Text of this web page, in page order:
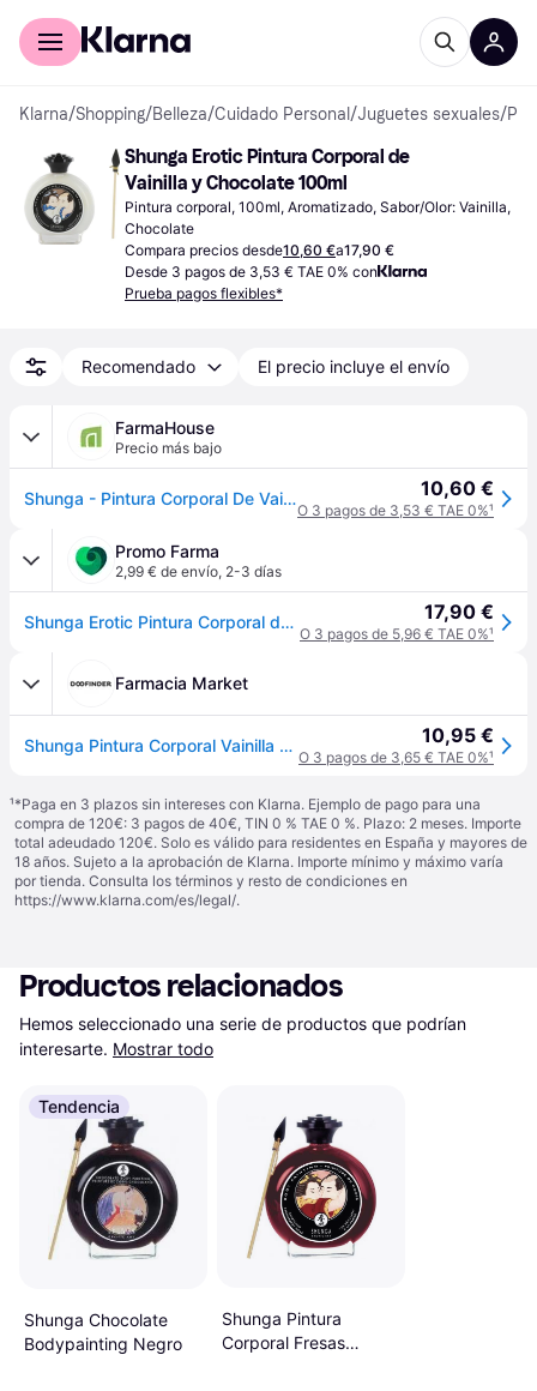
Comprar con Klarna
Klarna/Shopping/Belleza/Cuidado Personal /Juguetes sexuales/
Shunga Erotic Pintura Corporal de
Vainilla y Chocolate 100ml
Pintura corporal, 100ml, Aromatizado, Sabor/Olor: Vainilla,
Chocolate
Compara precios desde10,60 €a17,90 €
Desde 3 pagos de 3,53 € TAE 0% con
Prueba pagos flexibles*
Recomendado El precio incluye el envío
FarmaHouse
Precio más bajo
Shunga - Pintura Corporal De Vainilla Y Chocolate - Shunga Massage Cream 10,60 €
O 3 pagos de 3,53 € TAE 0%¹
Promo Farma
2,99 € de envío, 2-3 días
Shunga Erotic Pintura Corporal de Vainilla y Chocolate 100ml 17,90 €
O 3 pagos de 5,96 € TAE 0%¹
Farmacia Market
Shunga Pintura Corporal Vainilla Chocolate 10,95 €
O 3 pagos de 3,65 € TAE 0%¹
¹*Paga en 3 plazos sin intereses con Klarna. Ejemplo de pago para una
compra de 120€: 3 pagos de 40€, TIN 0 % TAE 0 %. Plazo: 2 meses. Importe
total adeudado 120€. Solo es válido para residentes en España y mayores de
18 años. Sujeto a la aprobación de Klarna. Importe mínimo y máximo varía
por tienda. Consulta los términos y resto de condiciones en
https://www.klarna.com/es/legal/.
Productos relacionados
Hemos seleccionado una serie de productos que podrían
interesarte. Mostrar todo
Tendencia
Shunga Chocolate
Bodypainting Negro
Shunga Pintura
Corporal Fresas